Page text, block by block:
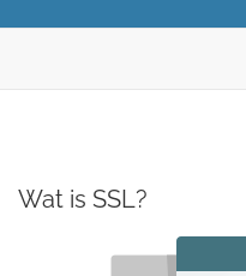
Wat is SSL?